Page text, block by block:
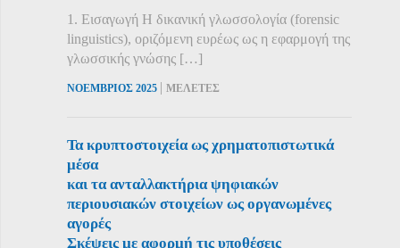
1. Εισαγωγή Η δικανική γλωσσολογία (forensic
linguistics), οριζόμενη ευρέως ως η εφαρμογή της
γλωσσικής γνώσης […]
ΝΟΕΜΒΡΙΟΣ 2025 | ΜΕΛΕΤΕΣ
Τα κρυπτοστοιχεία ως χρηματοπιστωτικά
μέσα
και τα ανταλλακτήρια ψηφιακών
περιουσιακών στοιχείων ως οργανωμένες
αγορές
Σκέψεις με αφορμή τις υποθέσεις